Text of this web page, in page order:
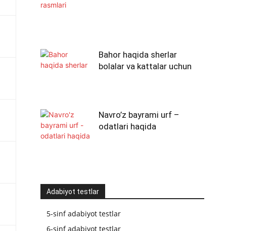
Bahor haqida sherlar
bolalar va kattalar uchun
Navro’z bayrami urf –
odatlari haqida
Adabiyot testlar
5-sinf adabiyot testlar
6-sinf adabiyot testlar